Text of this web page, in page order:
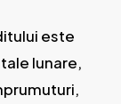
este
lunare,